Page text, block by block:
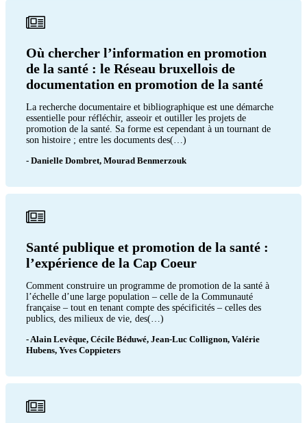
Où chercher l’information en promotion
de la santé : le Réseau bruxellois de
documentation en promotion de la santé
La recherche documentaire et bibliographique est une démarche
essentielle pour réfléchir, asseoir et outiller les projets de
promotion de la santé. Sa forme est cependant à un tournant de
son histoire ; entre les documents des(…)
- Danielle Dombret, Mourad Benmerzouk
Santé publique et promotion de la santé :
l’expérience de la Cap Coeur
Comment construire un programme de promotion de la santé à
l’échelle d’une large population – celle de la Communauté
française – tout en tenant compte des spécificités – celles des
publics, des milieux de vie, des(…)
- Alain Levêque, Cécile Béduwé, Jean-Luc Collignon, Valérie
Hubens, Yves Coppieters